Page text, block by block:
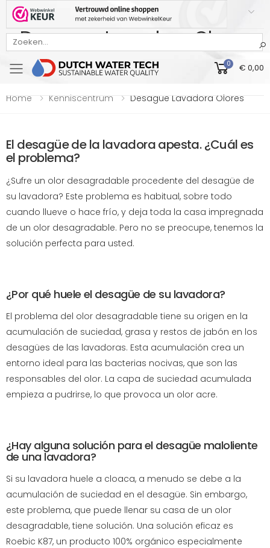
Bekijk onze Webwinkelkeur beoordeling
Toggle mobile menu
0 € 0,00
Desague Lavadora Olores
Home Kenniscentrum Desague Lavadora Olores
El desagüe de la lavadora apesta. ¿Cuál es
el problema?
¿Sufre un olor desagradable procedente del desagüe de
su lavadora? Este problema es habitual, sobre todo
cuando llueve o hace frío, y deja toda la casa impregnada
de un olor desagradable. Pero no se preocupe, tenemos la
solución perfecta para usted.
¿Por qué huele el desagüe de su lavadora?
El problema del olor desagradable tiene su origen en la
acumulación de suciedad, grasa y restos de jabón en los
desagües de las lavadoras. Esta acumulación crea un
entorno ideal para las bacterias nocivas, que son las
responsables del olor. La capa de suciedad acumulada
empieza a pudrirse, lo que provoca un olor acre.
¿Hay alguna solución para el desagüe maloliente
de una lavadora?
Si su lavadora huele a cloaca, a menudo se debe a la
acumulación de suciedad en el desagüe. Sin embargo,
este problema, que puede llenar su casa de un olor
desagradable, tiene solución. Una solución eficaz es
Roebic K87, un producto 100% orgánico especialmente